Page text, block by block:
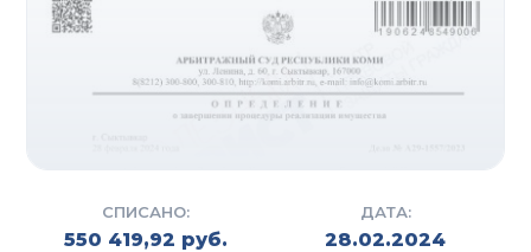
СПИСАНО:
550 419,92 руб.
ДАТА:
28.02.2024